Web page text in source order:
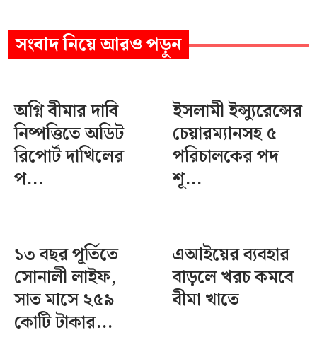
সংবাদনিয়ে আরও পড়ুন
অগ্নি বীমার দাবি
নিষ্পত্তিতে অডিট
রিপোর্ট দাখিলের
প...
ইসলামী ইন্স্যুরেন্সের
চেয়ারম্যানসহ ৫
পরিচালকের পদ
শূ...
১৩ বছর পূর্তিতে
সোনালী লাইফ,
সাত মাসে ২৫৯
কোটি টাকার...
এআইয়ের ব্যবহার
বাড়লে খরচ কমবে
বীমা খাতে